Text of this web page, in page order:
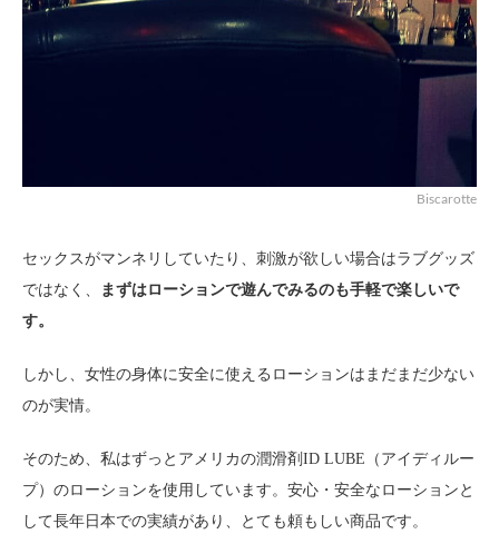
Biscarotte
セックスがマンネリしていたり、刺激が欲しい場合はラブグッズ
ではなく、
まずはローションで遊んでみるのも手軽で楽しいで
す。
しかし、女性の身体に安全に使えるローションはまだまだ少ない
のが実情。
そのため、私はずっとアメリカの潤滑剤ID LUBE（アイディルー
プ）のローションを使用しています。安心・安全なローションと
して長年日本での実績があり、とても頼もしい商品です。